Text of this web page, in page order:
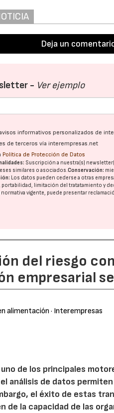
Deja un
- Ver ejemplo
informativos personalizados de
de terceros vía interempresas.net
Política de Protección de Datos
Suscripción a nuestra(s)
similares o asociados.Conservación:
Los datos pueden cederse a otras
limitación del tratatamiento y
vigente, puede presentar
del riesgo
empresarial
alimentación · Interempresas
de los principales
análisis de datos
el éxito de estas
de la capacidad de las